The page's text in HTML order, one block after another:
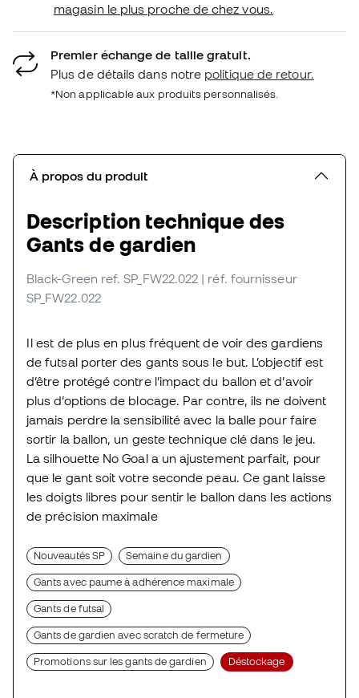
magasin le plus proche de chez vous.
Premier échange de taille gratuit.
Plus de détails dans notre politique de retour.
*Non applicable aux produits personnalisés.
À propos du produit
Description technique des
Gants de gardien
Black-Green ref. SP_FW22.022 | réf. fournisseur
SP_FW22.022
Il est de plus en plus fréquent de voir des gardiens
de futsal porter des gants sous le but. L’objectif est
d’être protégé contre l’impact du ballon et d’avoir
plus d’options de blocage. Par contre, ils ne doivent
jamais perdre la sensibilité avec la balle pour faire
sortir la ballon, un geste technique clé dans le jeu.
La silhouette No Goal a un ajustement parfait, pour
que le gant soit votre seconde peau. Ce gant laisse
les doigts libres pour sentir le ballon dans les actions
de précision maximale
Nouveautés SP Semaine du gardien
Gants avec paume à adhérence maximale
Gants de futsal
Gants de gardien avec scratch de fermeture
Promotions sur les gants de gardien Déstockage